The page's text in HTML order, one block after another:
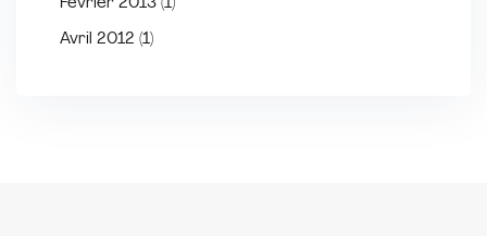
Février 2013 (1)
Avril 2012 (1)